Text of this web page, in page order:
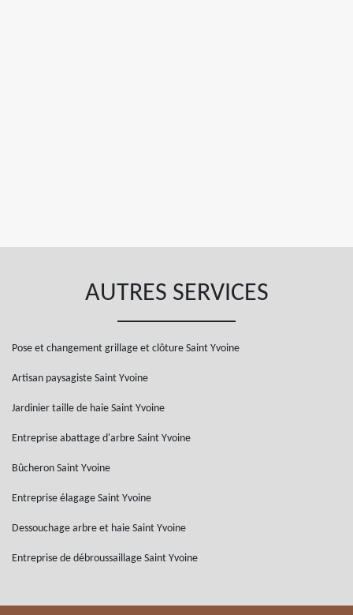
AUTRES SERVICES
Pose et changement grillage et clôture Saint Yvoine
Artisan paysagiste Saint Yvoine
Jardinier taille de haie Saint Yvoine
Entreprise abattage d'arbre Saint Yvoine
Bûcheron Saint Yvoine
Entreprise élagage Saint Yvoine
Dessouchage arbre et haie Saint Yvoine
Entreprise de débroussaillage Saint Yvoine